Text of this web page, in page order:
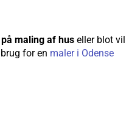
maling af hus eller blot vil
for en maler i Odense